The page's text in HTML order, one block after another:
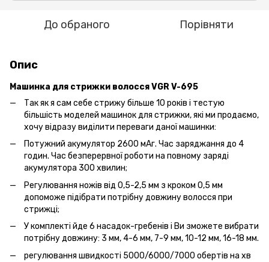
До обраного Порівняти
Опис
Машинка для стрижки волосся VGR V-695
Так як я сам себе стрижу більше 10 років і тестую
більшість моделей машинок для стрижки, які ми продаємо,
хочу відразу виділити переваги даної машинки:
Потужний акумулятор 2600 мАг. Час заряджання до 4
годин. Час безперервної роботи на повному заряді
акумулятора 300 хвилин;
Регулювання ножів від 0,5-2,5 мм з кроком 0,5 мм
допоможе підібрати потрібну довжину волосся при
стрижці;
У комплекті йде 6 насадок-гребенів і Ви зможете вибрати
потрібну довжину: 3 мм, 4-6 мм, 7-9 мм, 10-12 мм, 16-18 мм.
регулювання швидкості 5000/6000/7000 обертів на хв